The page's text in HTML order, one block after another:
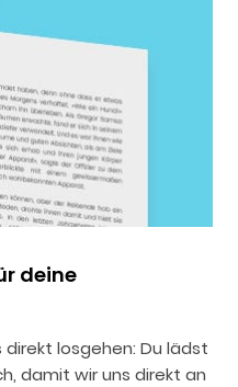
deine
losgehen: Du lädst
damit wir uns direkt an